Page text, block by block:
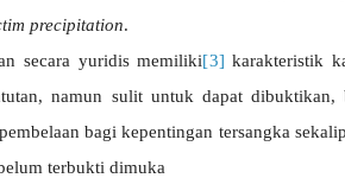
precipitation.
secara yuridis memiliki[3] karakteristik
namun sulit untuk dapat dibuktikan,
pembelaan bagi kepentingan tersangka
terbukti dimuka